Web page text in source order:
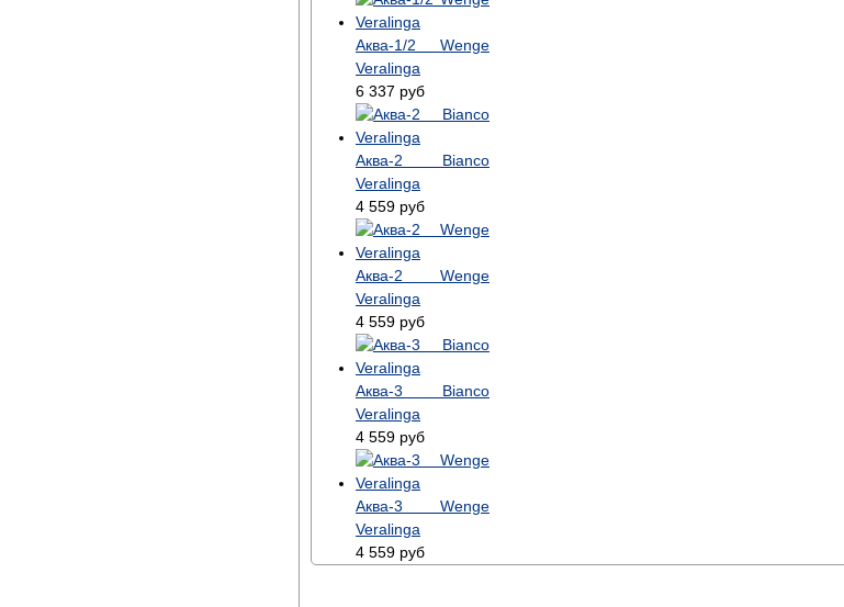
Аква-1/2 Wenge
Veralinga
6 337 руб
Аква-2 Bianco
Veralinga
4 559 руб
Аква-2 Wenge
Veralinga
4 559 руб
Аква-3 Bianco
Veralinga
4 559 руб
Аква-3 Wenge
Veralinga
4 559 руб